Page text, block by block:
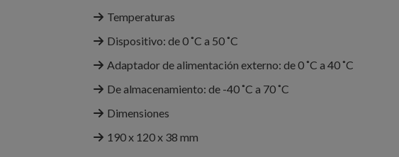
Temperaturas
Dispositivo: de 0 ˚C a 50 ˚C
Adaptador de alimentación externo: de 0 ˚C a 40 ˚C
De almacenamiento: de -40 ˚C a 70 ˚C
Dimensiones
190 x 120 x 38 mm